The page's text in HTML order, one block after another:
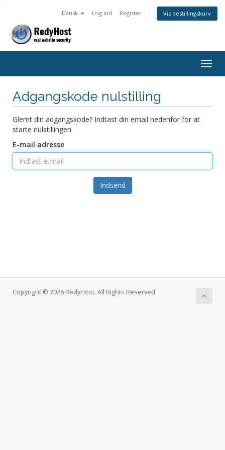
Dansk Log ind Register Vis bestillingskurv
Adgangskode nulstilling
Glemt din adgangskode? Indtast din email nedenfor for at
starte nulstillingen.
E-mail adresse
Indsend
Copyright © 2026 RedyHost. All Rights Reserved.